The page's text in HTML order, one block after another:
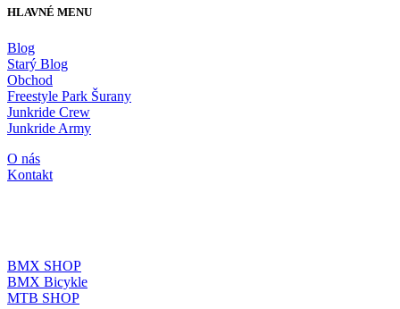
HLAVNÉ MENU
Blog
Starý Blog
Obchod
Freestyle Park Šurany
Junkride Crew
Junkride Army
O nás
Kontakt
BMX SHOP
BMX Bicykle
MTB SHOP